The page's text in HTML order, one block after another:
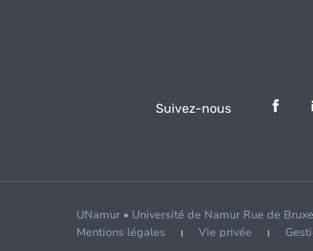
Suivez-nous
UNamur • Université de Namur Rue de
Mentions légales
Vie privée